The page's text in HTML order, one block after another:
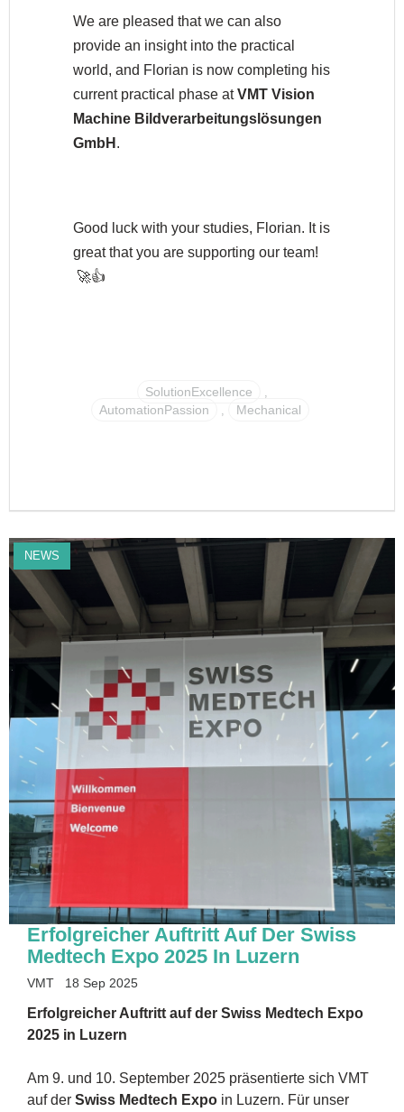
We are pleased that we can also
provide an insight into the practical
world, and Florian is now completing his
current practical phase atVMT Vision
Machine Bildverarbeitungslösungen
GmbH .
Good luck with your studies, Florian. It is
great that you are supporting our team!
🚀👍
SolutionExcellence ,
AutomationPassion , Mechanical
NEWS
Erfolgreicher Auftritt Auf Der Swiss
Medtech Expo 2025 In Luzern
VMT 18 Sep 2025
Erfolgreicher Auftritt auf der Swiss Medtech Expo
2025 in Luzern
Am 9. und 10. September 2025 präsentierte sich VMT
auf der Swiss Medtech Expo in Luzern. Für unser